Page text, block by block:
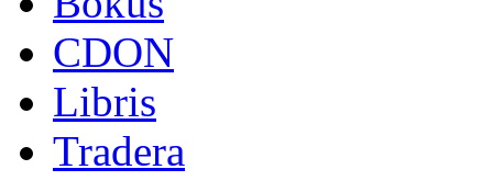
CDON
Libris
Tradera